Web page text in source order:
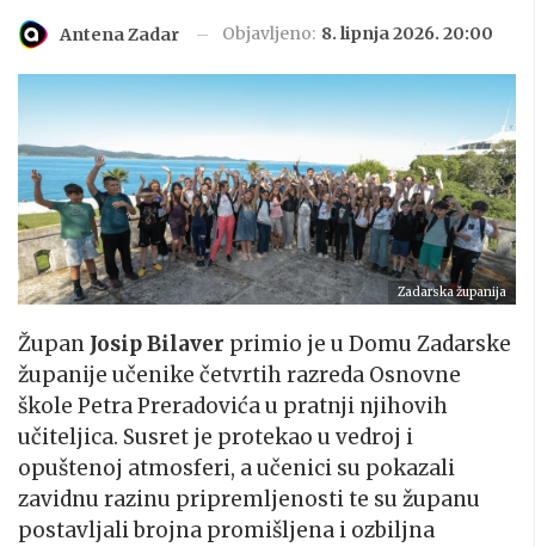
Antena Zadar Objavljeno: 8. lipnja 2026. 20:00
Zadarska županija
Župan Josip Bilaver primio je u Domu Zadarske
županije učenike četvrtih razreda Osnovne
škole Petra Preradovića u pratnji njihovih
učiteljica. Susret je protekao u vedroj i
opuštenoj atmosferi, a učenici su pokazali
zavidnu razinu pripremljenosti te su županu
postavljali brojna promišljena i ozbiljna